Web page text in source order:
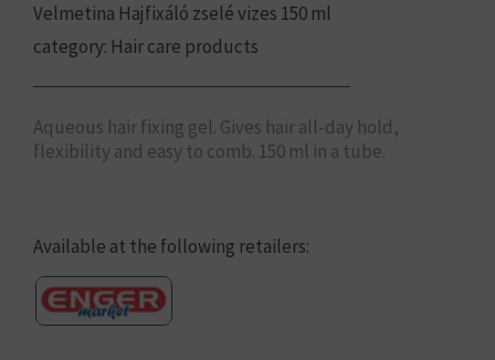
Velmetina Hajfixáló zselé vizes 150 ml
category: Hair care products
Aqueous hair fixing gel. Gives hair all-day hold,
flexibility and easy to comb. 150 ml in a tube.
Available at the following retailers: